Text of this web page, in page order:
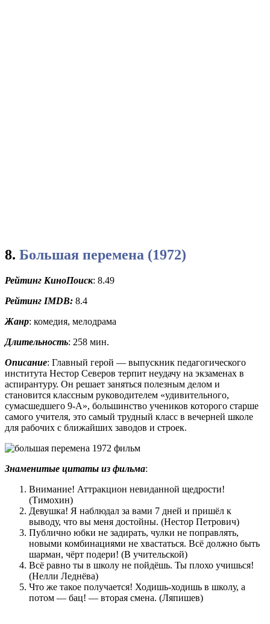
8. Большая перемена (1972)
Рейтинг КиноПоиск: 8.49
Рейтинг IMDB: 8.4
Жанр: комедия, мелодрама
Длительность: 258 мин.
Описание: Главный герой — выпускник педагогического
института Нестор Северов терпит неудачу на экзаменах в
аспирантуру. Он решает заняться полезным делом и
становится классным руководителем «удивительного,
сумасшедшего 9-А», большинство учеников которого старше
самого учителя, это самый трудный класс в вечерней школе
для рабочих с ближайших заводов и строек.
Знаменитые цитаты из фильма:
Внимание! Аттракцион невиданной щедрости!
(Тимохин)
Девушка! Я наблюдал за вами 7 дней и пришёл к
выводу, что вы меня достойны. (Нестор Петрович)
Публично юбки не задирать, чулки не поправлять,
новыми комбинациями не хвастаться. Всё должно быть
шарман, чёрт подери! (В учительской)
Всё равно ты в школу не пойдёшь. Ты плохо учишься!
(Нелли Леднёва)
Что же такое получается! Ходишь-ходишь в школу, а
потом — бац! — вторая смена. (Ляпишев)